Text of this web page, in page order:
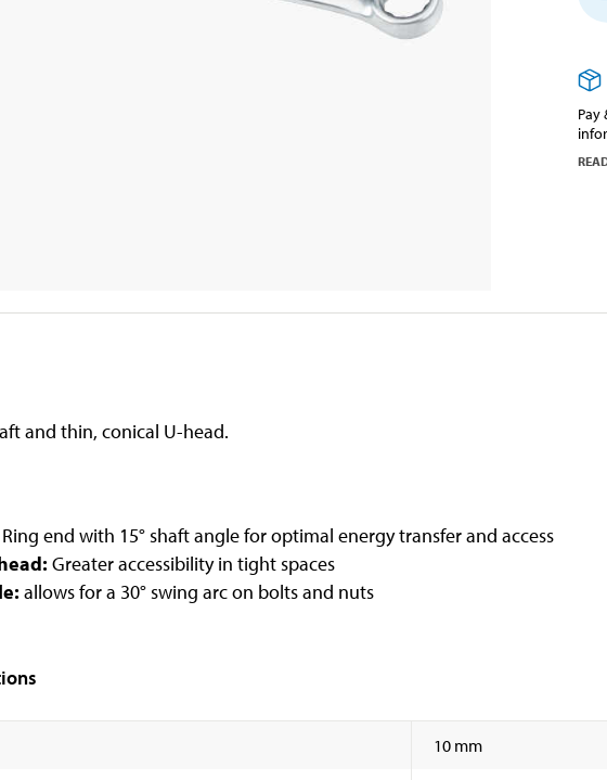
Pay
and thin, conical U-head.
Ring end with 15° shaft angle for optimal energy transfer and access
Greater accessibility in tight spaces
allows for a 30° swing arc on bolts and nuts
10 mm